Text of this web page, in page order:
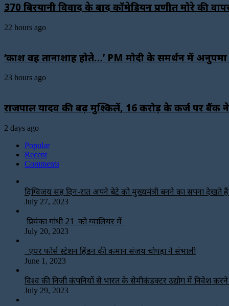
₹370 बिरयानी विवाद के बाद कॉमेडियन प्रणीत मोरे की
22 hours ago
‘काश वह तानाशाह होते…’ PM मोदी के समर्थन में
23 hours ago
राजपाल यादव की बढ़ीं मुश्किलें, ₹16 करोड़ के कर्ज पर बैंक
2 days ago
Popular
Recent
Comments
दिग्विजय सिंह दिन-रात अपने बेटे को मुख्यमंत्री बनने का सपना देखते हैं-
July 27, 2023
प्रियंका गांधी 21 को ग्वालियर में
July 20, 2023
एयर फोर्स स्टेशन हिंडन की कमान संजय चोपड़ा ने संभाली
June 1, 2023
विश्‍व की निजी कंपनियों से भारत के सेमीकंडक्टर उद्योग में निवेश
July 29, 2023